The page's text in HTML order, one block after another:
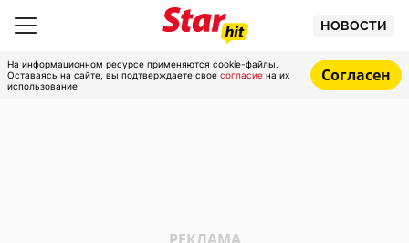
НОВОСТИ
На информационном ресурсе применяются cookie-файлы.
Оставаясь на сайте, вы подтверждаете свое согласие на их
использование.
Согласен